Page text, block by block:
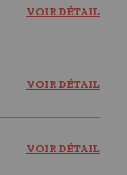
VOIR DÉTAIL
VOIR DÉTAIL
VOIR DÉTAIL